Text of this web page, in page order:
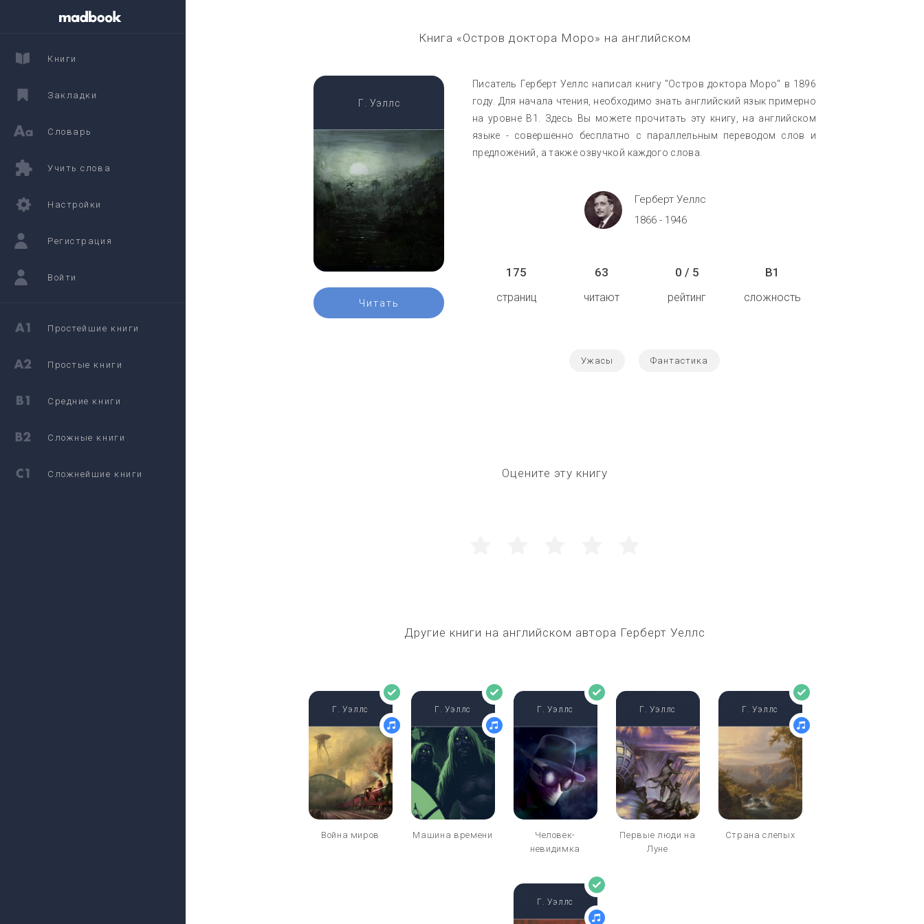
Книга «Остров доктора Моро» на английском
Г. Уэллс
Читать
Писатель Герберт Уеллс написал книгу "Остров доктора Моро" в 1896
году. Для начала чтения, необходимо знать английский язык примерно
на уровне B1. Здесь Вы можете прочитать эту книгу, на английском
языке - совершенно бесплатно с параллельным переводом слов и
предложений, а также озвучкой каждого слова.
Герберт Уеллс
1866 - 1946
175
страниц
63
читают
0 / 5
рейтинг
B1
сложность
Ужасы Фантастика
Оцените эту книгу
Другие книги на английском автора Герберт Уеллс
Война миров
Г. Уэллс
Машина времени
Г. Уэллс
Человек-
невидимка
Г. Уэллс
Первые люди на
Луне
Г. Уэллс
Страна слепых
Г. Уэллс
Г. Уэллс
Книги
Закладки
Словарь
Учить слова
Настройки
Регистрация
Войти
Простейшие книги
Простые книги
Средние книги
Сложные книги
Сложнейшие книги